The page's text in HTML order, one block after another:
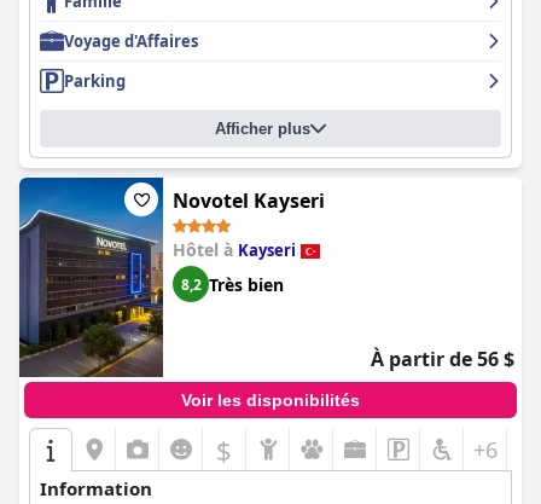
Voyage d'Affaires
Parking
Afficher plus
Novotel Kayseri
Hôtel à Kayseri
8,2 Très bien
À partir de 56 $
Voir les disponibilités
$ +6
Information